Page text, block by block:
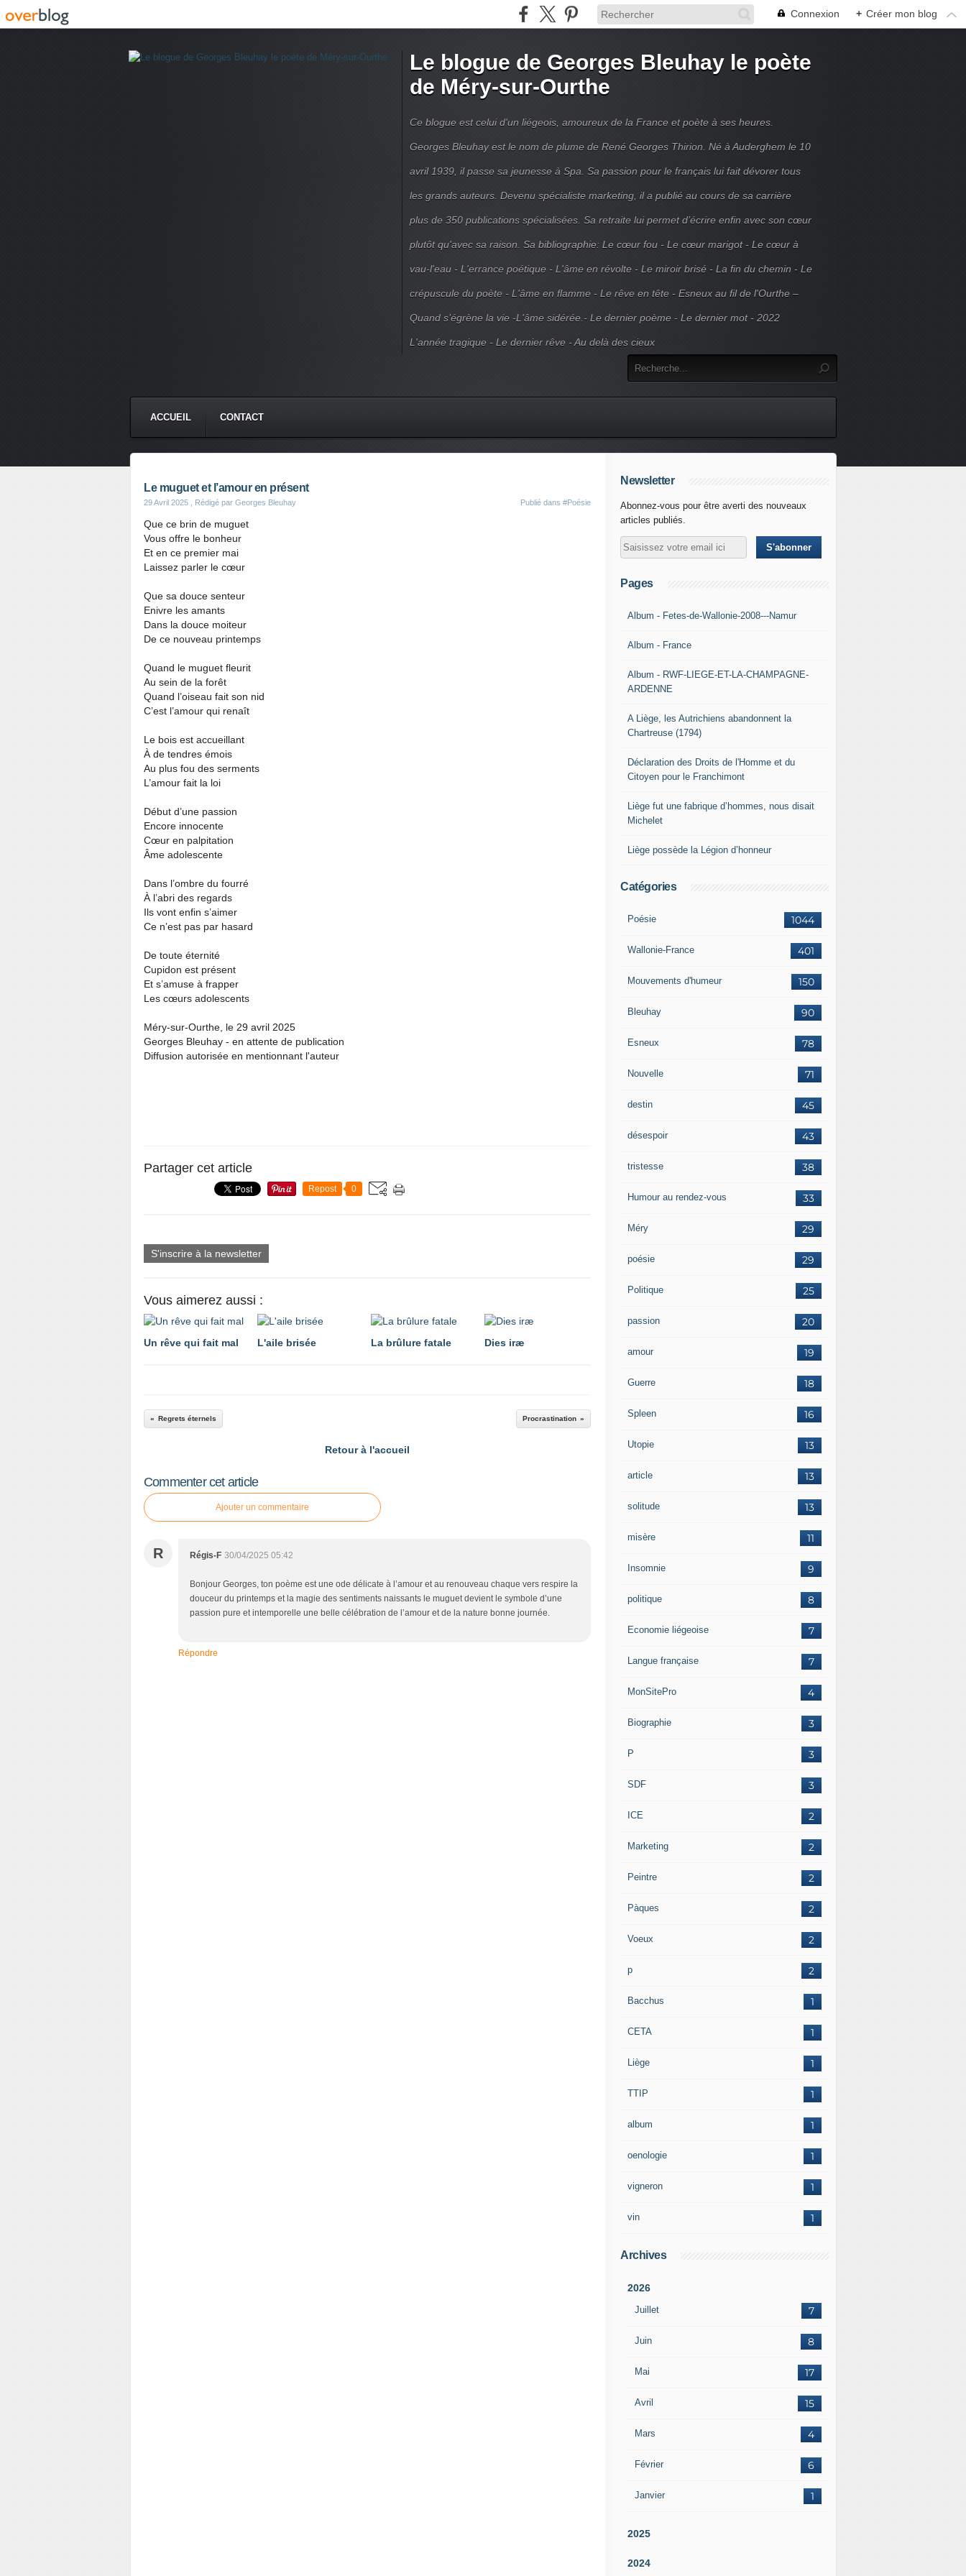
Connexion + Créer mon blog
Le blogue de Georges Bleuhay le poète
de Méry-sur-Ourthe
Ce blogue est celui d'un liégeois, amoureux de la France et poète à ses heures.
Georges Bleuhay est le nom de plume de René Georges Thirion. Né à Auderghem le 10
avril 1939, il passe sa jeunesse à Spa. Sa passion pour le français lui fait dévorer tous
les grands auteurs. Devenu spécialiste marketing, il a publié au cours de sa carrière
plus de 350 publications spécialisées. Sa retraite lui permet d’écrire enfin avec son cœur
plutôt qu'avec sa raison. Sa bibliographie: Le cœur fou - Le cœur marigot - Le cœur à
vau-l'eau - L'errance poétique - L'âme en révolte - Le miroir brisé - La fin du chemin - Le
crépuscule du poète - L'âme en flamme - Le rêve en tête - Esneux au fil de l'Ourthe –
Quand s’égrène la vie -L'âme sidérée.- Le dernier poème - Le dernier mot - 2022
L'année tragique - Le dernier rêve - Au delà des cieux
ACCUEIL CONTACT
Le muguet et l’amour en présent
29 Avril 2025 , Rédigé par Georges Bleuhay Publié dans #Poésie
Que ce brin de muguet
Vous offre le bonheur
Et en ce premier mai
Laissez parler le cœur
Que sa douce senteur
Enivre les amants
Dans la douce moiteur
De ce nouveau printemps
Quand le muguet fleurit
Au sein de la forêt
Quand l’oiseau fait son nid
C’est l’amour qui renaît
Le bois est accueillant
À de tendres émois
Au plus fou des serments
L’amour fait la loi
Début d’une passion
Encore innocente
Cœur en palpitation
Âme adolescente
Dans l’ombre du fourré
À l’abri des regards
Ils vont enfin s’aimer
Ce n’est pas par hasard
De toute éternité
Cupidon est présent
Et s’amuse à frapper
Les cœurs adolescents
Méry-sur-Ourthe, le 29 avril 2025
Georges Bleuhay - en attente de publication
Diffusion autorisée en mentionnant l'auteur
Partager cet article
Repost 0
S'inscrire à la newsletter
Vous aimerez aussi :
Un rêve qui fait mal L'aile brisée La brûlure fatale Dies iræ
Regrets éternels Procrastination
Retour à l'accueil
Commenter cet article
Ajouter un commentaire
R Régis-F 30/04/2025 05:42
Bonjour Georges, ton poème est une ode délicate à l’amour et au renouveau chaque vers respire la
douceur du printemps et la magie des sentiments naissants le muguet devient le symbole d’une
passion pure et intemporelle une belle célébration de l’amour et de la nature bonne journée.
Répondre
Newsletter
Abonnez-vous pour être averti des nouveaux
articles publiés.
Pages
Album - Fetes-de-Wallonie-2008---Namur
Album - France
Album - RWF-LIEGE-ET-LA-CHAMPAGNE-
ARDENNE
A Liège, les Autrichiens abandonnent la
Chartreuse (1794)
Déclaration des Droits de l'Homme et du
Citoyen pour le Franchimont
Liège fut une fabrique d’hommes, nous disait
Michelet
Liège possède la Légion d’honneur
Catégories
1044
Poésie
401
Wallonie-France
150
Mouvements d'humeur
90
Bleuhay
78
Esneux
71
Nouvelle
45
destin
43
désespoir
38
tristesse
33
Humour au rendez-vous
29
Méry
29
poésie
25
Politique
20
passion
19
amour
18
Guerre
16
Spleen
13
Utopie
13
article
13
solitude
11
misère
9
Insomnie
8
politique
7
Economie liégeoise
7
Langue française
4
MonSitePro
3
Biographie
3
P
3
SDF
2
ICE
2
Marketing
2
Peintre
2
Pàques
2
Voeux
2
p
1
Bacchus
1
CETA
1
Liège
1
TTIP
1
album
1
oenologie
1
vigneron
1
vin
Archives
2026
Juillet 7
Juin 8
Mai 17
Avril 15
Mars 4
Février 6
Janvier 1
2025
2024